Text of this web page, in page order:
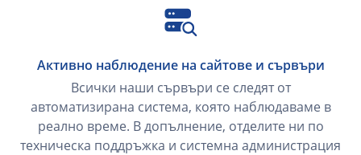
Активно наблюдение на сайтове и сървъри
Всички наши сървъри се следят от
автоматизирана система, която наблюдаваме в
реално време. В допълнение, отделите ни по
техническа поддръжка и системна администрация